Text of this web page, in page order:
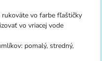
rukoväte vo farbe fľaštičky
vo vriacej vode
: pomalý, stredný,